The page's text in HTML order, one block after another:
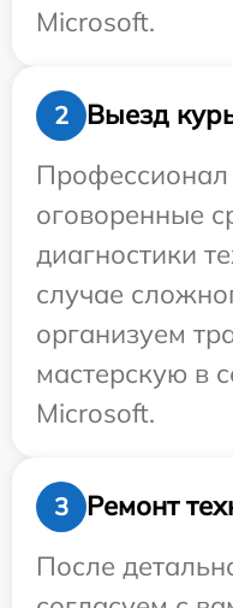
Microsoft.
2
Выезд
Профессионал
оговоренные
диагностики
случае
организуем
мастерскую в
Microsoft.
3
Ремонт
После